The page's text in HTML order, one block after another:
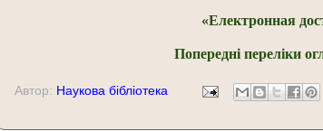
«Електронная
Попередні переліки
Автор: Наукова бібліотека